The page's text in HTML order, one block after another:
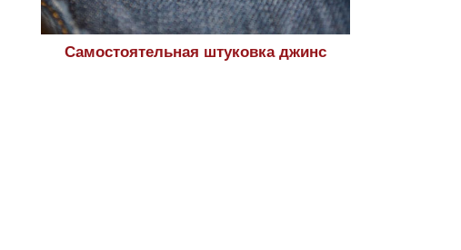
Самостоятельная штуковка джинс